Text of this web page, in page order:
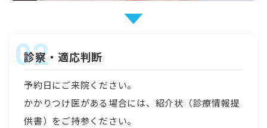
診察・適応判断
予約日にご来院ください。
かかりつけ医がある場合には、紹介状（診療情報提
供書）をご持参ください。